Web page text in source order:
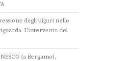
degli uiguri nello
L’intervento del
(a Bergamo),